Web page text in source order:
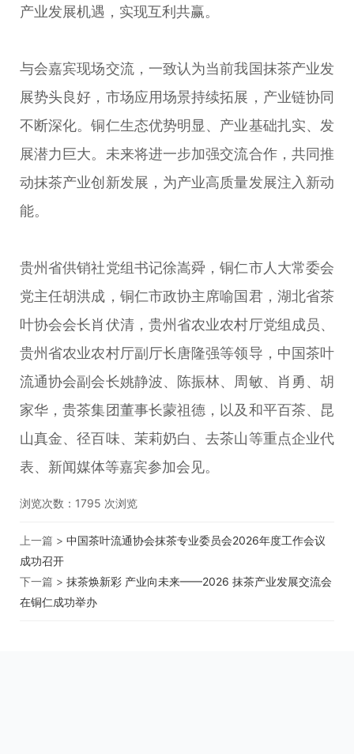
产业发展机遇，实现互利共赢。
与会嘉宾现场交流，一致认为当前我国抹茶产业发
展势头良好，市场应用场景持续拓展，产业链协同
不断深化。铜仁生态优势明显、产业基础扎实、发
展潜力巨大。未来将进一步加强交流合作，共同推
动抹茶产业创新发展，为产业高质量发展注入新动
能。
贵州省供销社党组书记徐嵩舜，铜仁市人大常委会
党主任胡洪成，铜仁市政协主席喻国君，湖北省茶
叶协会会长肖伏清，贵州省农业农村厅党组成员、
贵州省农业农村厅副厅长唐隆强等领导，中国茶叶
流通协会副会长姚静波、陈振林、周敏、肖勇、胡
家华，贵茶集团董事长蒙祖德，以及和平百茶、昆
山真金、径百味、茉莉奶白、去茶山等重点企业代
表、新闻媒体等嘉宾参加会见。
浏览次数： 1795 次浏览
上一篇 > 中国茶叶流通协会抹茶专业委员会2026年度工作会议
成功召开
下一篇 > 抹茶焕新彩 产业向未来——2026 抹茶产业发展交流会
在铜仁成功举办